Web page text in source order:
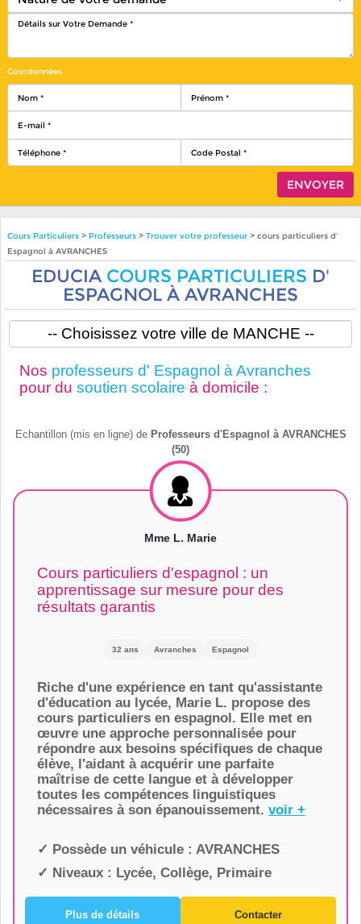
Coordonnées
Cours Particuliers> Professeurs > Trouver votre professeur> cours particuliers d'
Espagnol à AVRANCHES
EDUCIA COURS PARTICULIERS D'
ESPAGNOL À AVRANCHES
Nos professeurs d' Espagnol à Avranches
pour du soutien scolaire à domicile :
Echantillon (mis en ligne) de Professeurs d'Espagnol à AVRANCHES
(50)
Mme L. Marie
Cours particuliers d'espagnol : un
apprentissage sur mesure pour des
résultats garantis
32 ans Avranches Espagnol
Riche d'une expérience en tant qu'assistante
d'éducation au lycée, Marie L. propose des
cours particuliers en espagnol. Elle met en
œuvre une approche personnalisée pour
répondre aux besoins spécifiques de chaque
élève, l'aidant à acquérir une parfaite
maîtrise de cette langue et à développer
toutes les compétences linguistiques
nécessaires à son épanouissement. voir +
✓ Possède un véhicule : AVRANCHES
✓ Niveaux : Lycée, Collège, Primaire
Plus de détails Contacter